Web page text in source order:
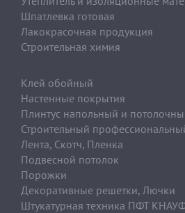
Шпатлевка готовая
Лакокрасочная продукция
Строительная химия
Клей обойный
Настенные покрытия
Плинтус напольный и
Строительный
Лента, Скотч, Пленка
Подвесной потолок
Порожки
Декоративные решетки, Лючки
Штукатурная техника ПФТ